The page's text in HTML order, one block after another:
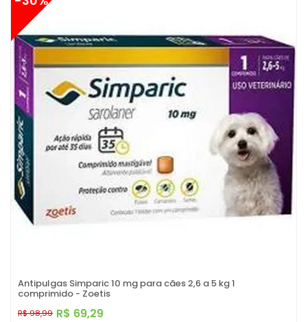
Antipulgas Simparic 10 mg para cães 2,6 a 5 kg 1
comprimido - Zoetis
R$ 69,29
R$ 98,99